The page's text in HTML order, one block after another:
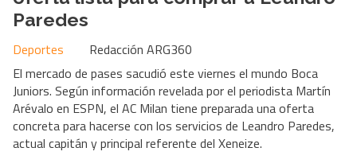
Paredes
Redacción ARG360
Deportes
El mercado de pases sacudió este viernes el mundo Boca
Juniors. Según información revelada por el periodista Martín
Arévalo en ESPN, el AC Milan tiene preparada una oferta
concreta para hacerse con los servicios de Leandro Paredes,
actual capitán y principal referente del Xeneize.